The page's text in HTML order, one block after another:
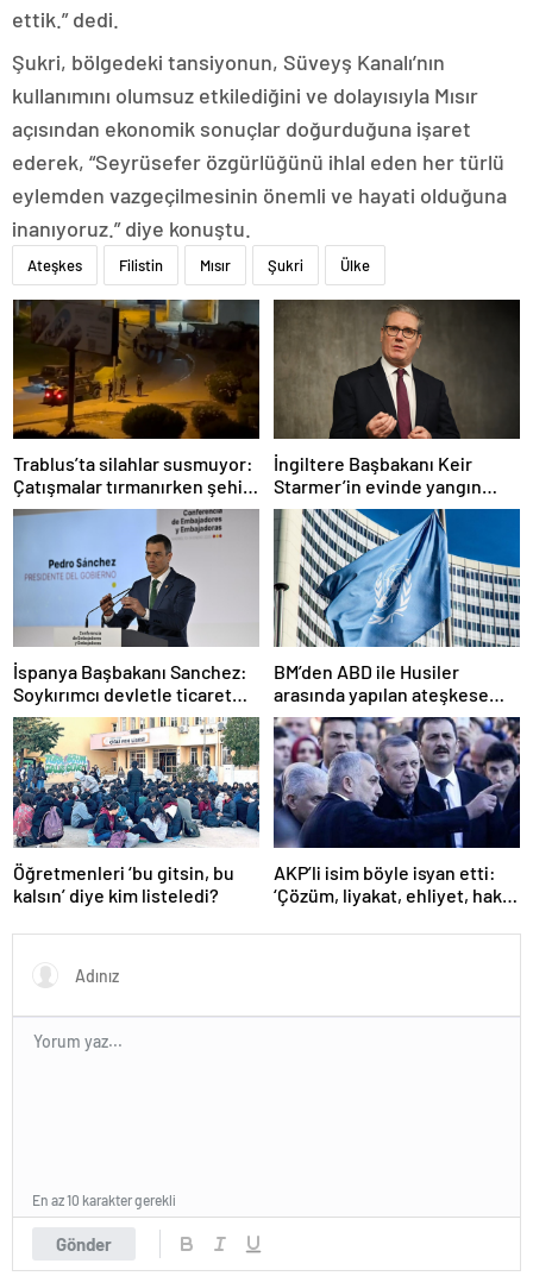
ettik.” dedi.
Şukri, bölgedeki tansiyonun, Süveyş Kanalı’nın
kullanımını olumsuz etkilediğini ve dolayısıyla Mısır
açısından ekonomik sonuçlar doğurduğuna işaret
ederek, “Seyrüsefer özgürlüğünü ihlal eden her türlü
eylemden vazgeçilmesinin önemli ve hayati olduğuna
inanıyoruz.” diye konuştu.
Ateşkes Filistin Mısır Şukri Ülke
Trablus’ta silahlar susmuyor:
Çatışmalar tırmanırken şehir
alarmda
İngiltere Başbakanı Keir
Starmer’in evinde yangın
çıktı
İspanya Başbakanı Sanchez:
Soykırımcı devletle ticaret
yapmayız
BM’den ABD ile Husiler
arasında yapılan ateşkese
ilişkin değerlendirme
Öğretmenleri ‘bu gitsin, bu
kalsın’ diye kim listeledi?
AKP’li isim böyle isyan etti:
‘Çözüm, liyakat, ehliyet, hak,
Gönder
En az 10 karakter gerekli